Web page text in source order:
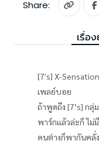
Share:
เรื่อ
[7's] X-
เพลย์บอย
ถ้าพูดถึง [7’s] ก
พาร์กแล้วล่ะก็ ไม่
คนต่างก็พากันคลั่